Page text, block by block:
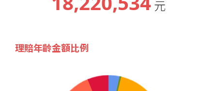
元
理賠年齡金額比例